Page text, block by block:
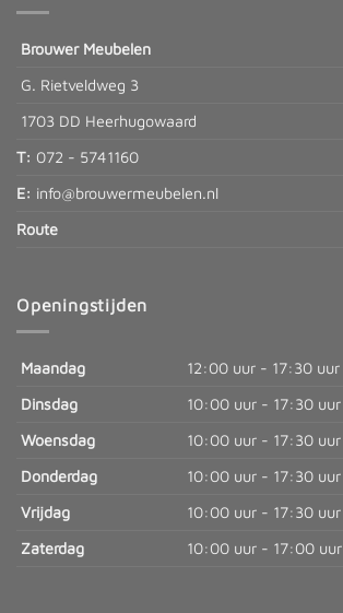
Brouwer Meubelen
G. Rietveldweg 3
1703 DD Heerhugowaard
T: 072 - 5741160
E: info@brouwermeubelen.nl
Route
Openingstijden
Maandag
12:00 uur - 17:30 uur
Dinsdag
10:00 uur - 17:30 uur
Woensdag
10:00 uur - 17:30 uur
Donderdag
10:00 uur - 17:30 uur
Vrijdag
10:00 uur - 17:30 uur
Zaterdag
10:00 uur - 17:00 uur